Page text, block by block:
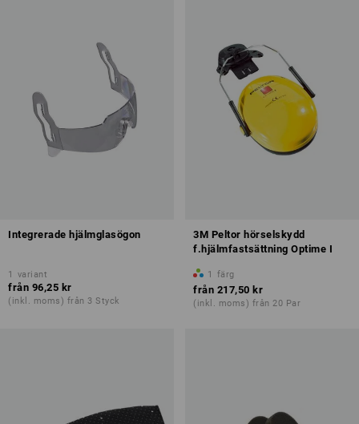
Integrerade hjälmglasögon
1 variant
från 96,25 kr
(inkl. moms) från 3 Styck
3M Peltor hörselskydd
f.hjälmfastsättning Optime I
1 färg
från 217,50 kr
(inkl. moms) från 20 Par